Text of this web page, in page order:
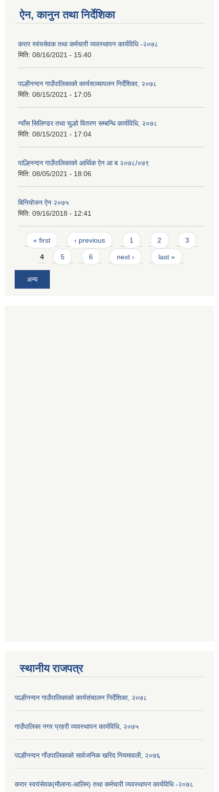
ऐन, कानुन तथा निर्देशिका
करार स्वंयसेवक तथा कर्मचारी व्यवस्थापन कार्यविधि -२०७८
मिति: 08/16/2021 - 15:40
पाल्हीनन्दन गाउँपालिकाको कार्यसञ्चापलन निर्देशिका, २०७८
मिति: 08/15/2021 - 17:05
ग्याँस सिलिण्डर तथा चुल्हो वितरण सम्बन्धि कार्यविधि, २०७८
मिति: 08/15/2021 - 17:04
पाल्हिनन्दन गाउँपालिकाको आर्थिक ऐन आ ब २०७८/०७९
मिति: 08/05/2021 - 18:06
बिनियोजन ऐन २०७५
मिति: 09/16/2018 - 12:41
Pages
« first ‹ previous 1 2 3
4 5 6 next › last »
अन्य
स्थानीय राजपत्र
पाल्हीनन्दन गाउँपालिकाको कार्यसंचालन निर्देशिका, २०७८
गाउँपालिका नगर प्रहरी व्यवस्थापन कार्यविधि, २०७५
पाल्हीनन्दन गाँउपालिकाको सार्वजनिक खरिद नियमावली, २०७६
करार स्वयंसेवक(मौलाना-आलिम) तथा कर्मचारी व्यवस्थापन कार्यविधि -२०७८